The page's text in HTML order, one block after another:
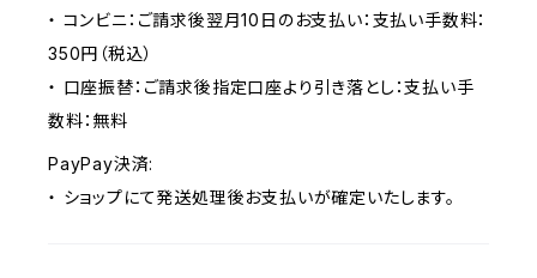
・ コンビニ：ご請求後翌月10日のお支払い：支払い手数料：
350円（税込）
・ 口座振替：ご請求後指定口座より引き落とし：支払い手
数料：無料
PayPay決済:
・ ショップにて発送処理後お支払いが確定いたします。